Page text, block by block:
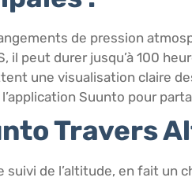
de pression
il peut durer jusqu’à 100
une visualisation claire
Suunto pour
Travers
de l’altitude, en fait un